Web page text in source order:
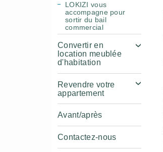
LOKIZI vous
accompagne pour
sortir du bail
commercial
Convertir en
location meublée
d'habitation
Revendre votre
appartement
Avant/après
Contactez-nous